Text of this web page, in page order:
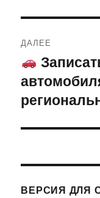
ДАЛЕЕ
Следующая
запись:
ВЕРСИЯ ДЛЯ